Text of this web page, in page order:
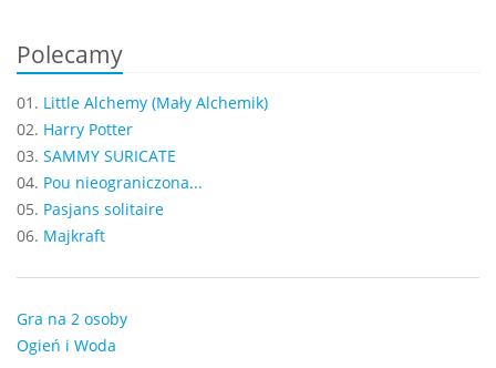
Polecamy
01. Little Alchemy (Mały Alchemik)
02. Harry Potter
03. SAMMY SURICATE
04. Pou nieograniczona...
05. Pasjans solitaire
06. Majkraft
Gra na 2 osoby
Ogień i Woda